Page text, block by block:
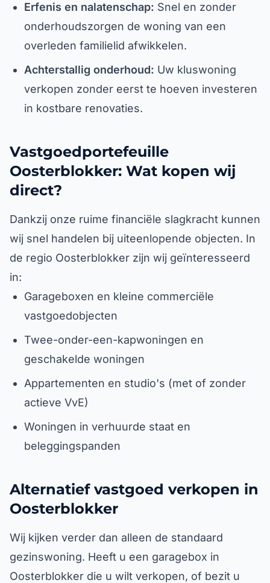
Erfenis en nalatenschap: Snel en zonder
onderhoudszorgen de woning van een
overleden familielid afwikkelen.
Achterstallig onderhoud: Uw kluswoning
verkopen zonder eerst te hoeven investeren
in kostbare renovaties.
Vastgoedportefeuille
Oosterblokker: Wat kopen wij
direct?
Dankzij onze ruime financiële slagkracht kunnen
wij snel handelen bij uiteenlopende objecten. In
de regio Oosterblokker zijn wij geïnteresseerd
in:
Garageboxen en kleine commerciële
vastgoedobjecten
Twee-onder-een-kapwoningen en
geschakelde woningen
Appartementen en studio's (met of zonder
actieve VvE)
Woningen in verhuurde staat en
beleggingspanden
Alternatief vastgoed verkopen in
Oosterblokker
Wij kijken verder dan alleen de standaard
gezinswoning. Heeft u een garagebox in
Oosterblokker die u wilt verkopen, of bezit u